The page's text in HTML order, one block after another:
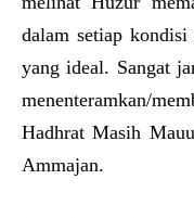
dalam setiap
yang ideal. Sangat
menenteramkan/
Hadhrat Masih
Ammajan.